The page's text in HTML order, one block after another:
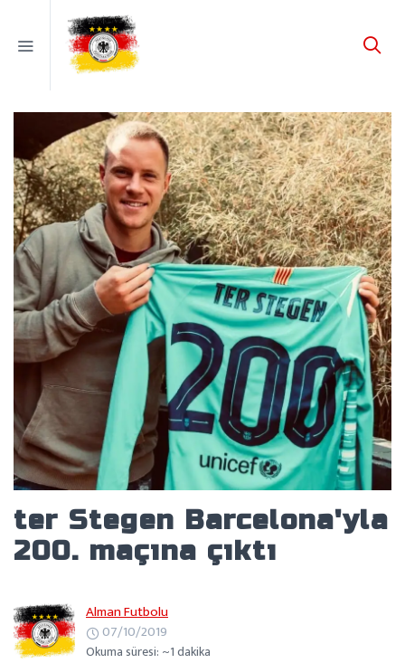
ter Stegen Barcelona'yla
200. maçına çıktı
Alman Futbolu
07/10/2019
Okuma süresi: ~1 dakika